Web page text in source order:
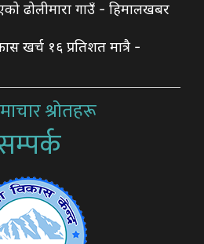
ढोलीमारा गाउँ - हिमालखबर
खर्च १६ प्रतिशत मात्रै -
श्रोतहरू